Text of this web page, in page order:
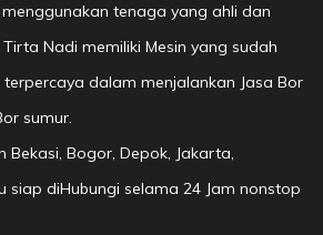
tenaga yang ahli dan
Nadi memiliki Mesin yang sudah
dalam menjalankan Jasa Bor
sumur.
Bekasi, Bogor, Depok, Jakarta,
siap diHubungi selama 24 Jam nonstop